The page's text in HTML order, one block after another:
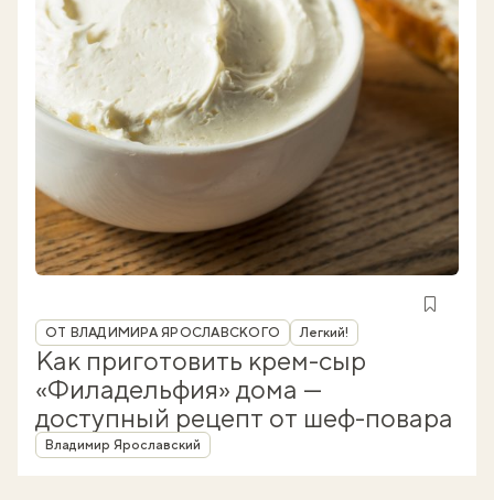
Рубрика
ОТ ВЛАДИМИРА ЯРОСЛАВСКОГО Легкий!
Как приготовить крем-сыр
«Филадельфия» дома —
доступный рецепт от шеф-повара
Автор
Владимир Ярославский